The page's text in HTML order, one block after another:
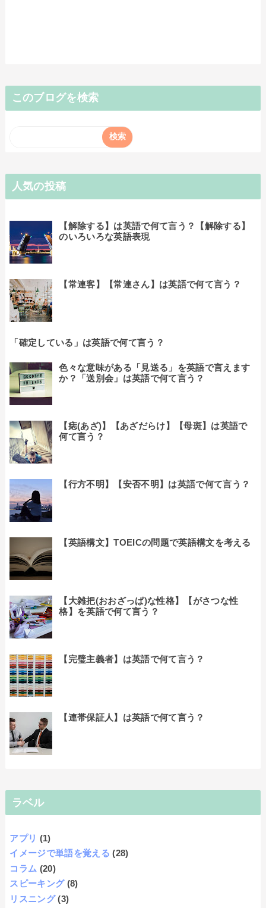
このブログを検索
人気の投稿
【解除する】は英語で何て言う？【解除する】
のいろいろな英語表現
【常連客】【常連さん】は英語で何て言う？
「確定している」は英語で何て言う？
色々な意味がある「見送る」を英語で言えます
か？「送別会」は英語で何て言う？
【痣(あざ)】【あざだらけ】【母斑】は英語で
何て言う？
【行方不明】【安否不明】は英語で何て言う？
【英語構文】TOEICの問題で英語構文を考える
【大雑把(おおざっぱ)な性格】【がさつな性
格】を英語で何て言う？
【完璧主義者】は英語で何て言う？
【連帯保証人】は英語で何て言う？
ラベル
アプリ (1)
イメージで単語を覚える (28)
コラム (20)
スピーキング (8)
リスニング (3)